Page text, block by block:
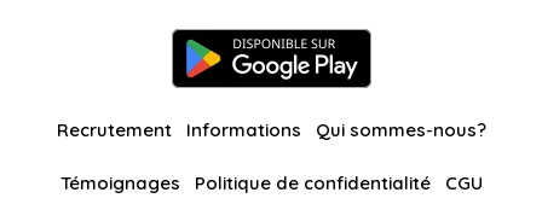
Recrutement Informations Qui sommes-nous?
Témoignages Politique de confidentialité CGU